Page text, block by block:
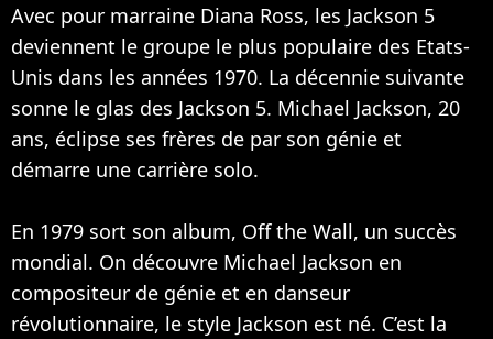
Avec pour marraine Diana Ross, les Jackson 5
deviennent le groupe le plus populaire des Etats-
Unis dans les années 1970. La décennie suivante
sonne le glas des Jackson 5. Michael Jackson, 20
ans, éclipse ses frères de par son génie et
démarre une carrière solo.
En 1979 sort son album, Off the Wall, un succès
mondial. On découvre Michael Jackson en
compositeur de génie et en danseur
révolutionnaire, le style Jackson est né. C’est la